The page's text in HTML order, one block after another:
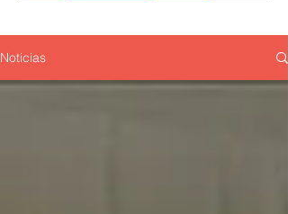
Noticias